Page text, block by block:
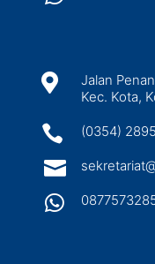

Jalan
Kec. Kota,
 (0354)

